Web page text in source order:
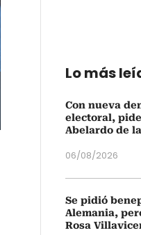
Lo más
Con nueva
electoral,
Abelardo de
06/08/2026
Se pidió
Alemania,
Rosa